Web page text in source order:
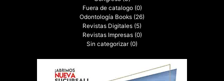
Fuera de catalogo (0)
Odontología Books (26)
Revistas Digitales (5)
Revistas Impresas (0)
Sin categorizar (0)